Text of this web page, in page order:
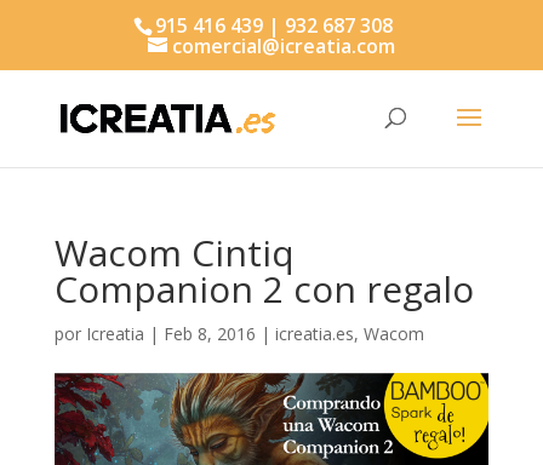
915 416 439 | 932 687 308
comercial@icreatia.com
Wacom Cintiq
Companion 2 con regalo
por Icreatia | Feb 8, 2016 | icreatia.es, Wacom